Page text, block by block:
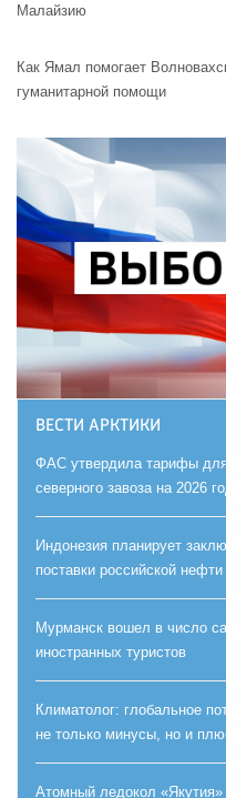
Малайзию
Как Ямал помогает
гуманитарной помощи
ВЕСТИ АРКТИКИ
ФАС утвердила тарифы для
северного завоза на 2026
Индонезия планирует
поставки российской нефти
Мурманск вошел в число
иностранных туристов
Климатолог: глобальное
не только минусы, но и
Атомный ледокол